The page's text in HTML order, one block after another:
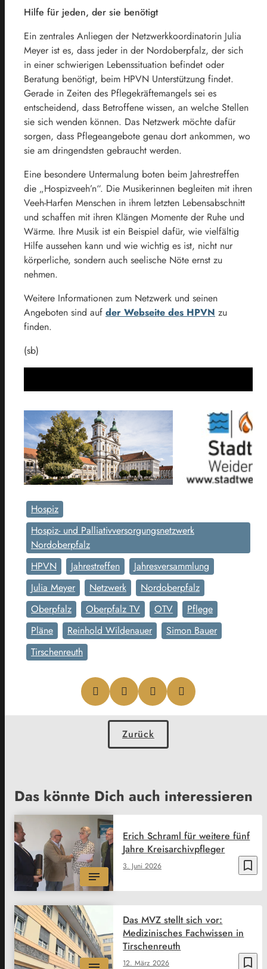
Hilfe für jeden, der sie benötigt
Ein zentrales Anliegen der Netzwerkkoordinatorin Julia
Meyer ist es, dass jeder in der Nordoberpfalz, der sich
in einer schwierigen Lebenssituation befindet oder
Beratung benötigt, beim HPVN Unterstützung findet.
Gerade in Zeiten des Pflegekräftemangels sei es
entscheidend, dass Betroffene wissen, an welche Stellen
sie sich wenden können. Das Netzwerk möchte dafür
sorgen, dass Pflegeangebote genau dort ankommen, wo
sie am dringendsten gebraucht werden.
Eine besondere Untermalung boten beim Jahrestreffen
die „Hospizveeh’n“. Die Musikerinnen begleiten mit ihren
Veeh-Harfen Menschen in ihrem letzten Lebensabschnitt
und schaffen mit ihren Klängen Momente der Ruhe und
Wärme. Ihre Musik ist ein Beispiel dafür, wie vielfältig
Hilfe aussehen kann und wie wichtig es ist, nicht nur
körperliche, sondern auch seelische Nöte ernst zu
nehmen.
Weitere Informationen zum Netzwerk und seinen
Angeboten sind auf der Webseite des HPVN zu
finden.
(sb)
Hospiz
Hospiz- und Palliativversorgungsnetzwerk
Nordoberpfalz
HPVN
Jahrestreffen
Jahresversammlung
Julia Meyer
Netzwerk
Nordoberpfalz
Oberpfalz
Oberpfalz TV OTV
Pflege
Pläne
Reinhold Wildenauer
Simon Bauer
Tirschenreuth
Zurück
Das könnte Dich auch interessieren
bookmark_border
3. Juni 2026
Erich Schraml für weitere fünf
Jahre Kreisarchivpfleger
bookmark_border
12. März 2026
Das MVZ stellt sich vor:
Medizinisches Fachwissen in
Tirschenreuth